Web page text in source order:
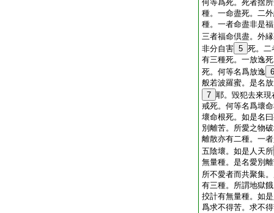
何等爲死。死者捨
種。一命盡死。二
種。一者命盡非是
三者福命倶盡。外
非分自害 5 死。二
有三種死。一放逸
死。何等名爲放逸 6
般若波羅蜜。是名
7 耶。毀犯去來
戒死。何等名爲壞
壞命根死。如是名
別離苦。所愛之物
離散亦有二種。一
五陰壞。如是人天所
無量種。是名愛別
所不愛者而共聚集
有三種。所謂地獄
挍計有無量種。如
爲求不得苦。求不